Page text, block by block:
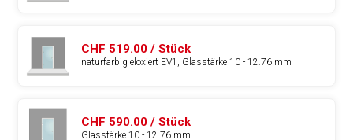
CHF 519.00 / Stück
naturfarbig eloxiert EV1, Glasstärke 10 - 12.76 mm
CHF 590.00 / Stück
Glasstärke 10 - 12.76 mm